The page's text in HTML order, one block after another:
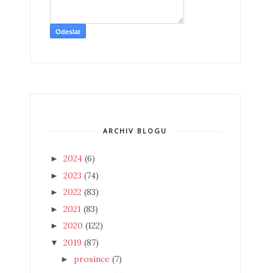
ARCHIV BLOGU
► 2024 (6)
► 2023 (74)
► 2022 (83)
► 2021 (83)
► 2020 (122)
▼ 2019 (87)
► prosince (7)